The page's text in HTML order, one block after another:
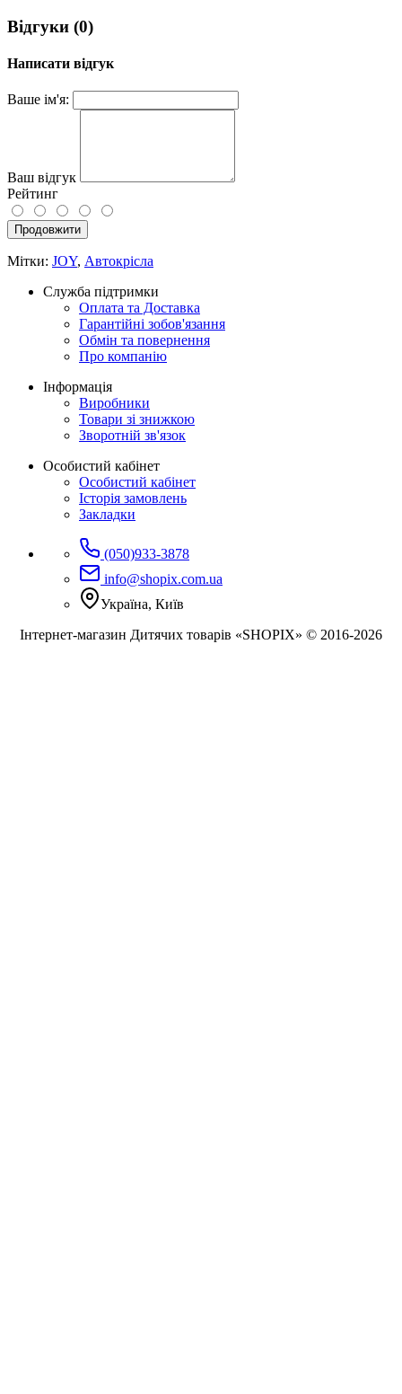
Відгуки (0)
Написати відгук
Ваше ім'я:
Ваш відгук
Рейтинг
Продовжити
Мітки: JOY, Автокрісла
Служба підтримки
Оплата та Доставка
Гарантійні зобов'язання
Обмін та повернення
Про компанію
Інформація
Виробники
Товари зі знижкою
Зворотній зв'язок
Особистий кабінет
Особистий кабінет
Історія замовлень
Закладки
(050)933-3878
info@shopix.com.ua
Україна, Київ
Інтернет-магазин Дитячих товарів «SHOPIX» © 2016-2026